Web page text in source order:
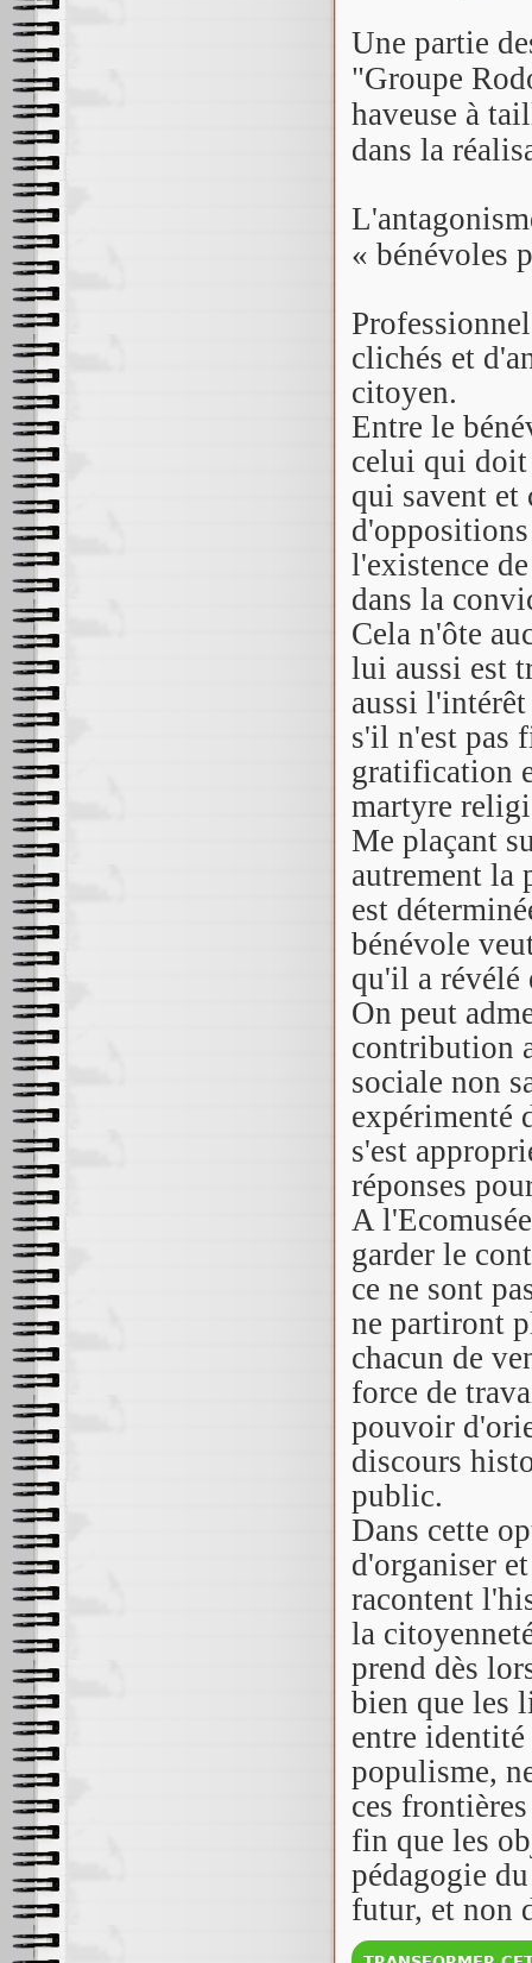
Une partie
"Groupe
haveuse à
dans la
« bénévoles
clichés et
citoyen.
Entre le
celui qui doit
qui savent et
l'existence
dans la
Cela n'ôte
lui aussi est
aussi
s'il n'est pas
gratification
martyre
Me plaçant
autrement la
est
bénévole
qu'il a révélé
On peut
contribution
sociale non
expérimenté
s'est
réponses
A
garder le
ce ne sont
ne partiront
chacun de
force de
pouvoir
discours
public.
Dans cette
d'organiser
racontent
la
prend dès
bien que les
entre
populisme,
ces
fin que les
pédagogie
futur, et non